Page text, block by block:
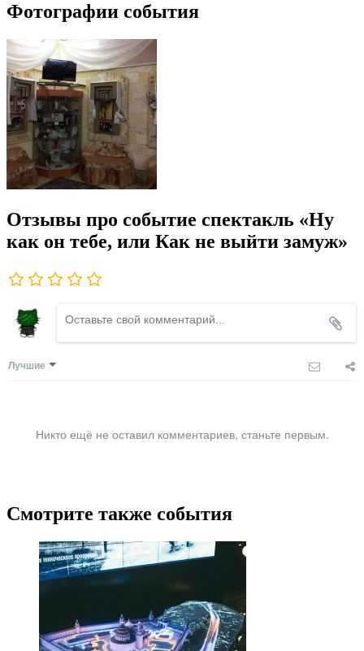
Фотографии события
Отзывы про событие спектакль «Ну
как он тебе, или Как не выйти замуж»
Лучшие
Никто ещё не оставил комментариев, станьте первым.
Смотрите также события